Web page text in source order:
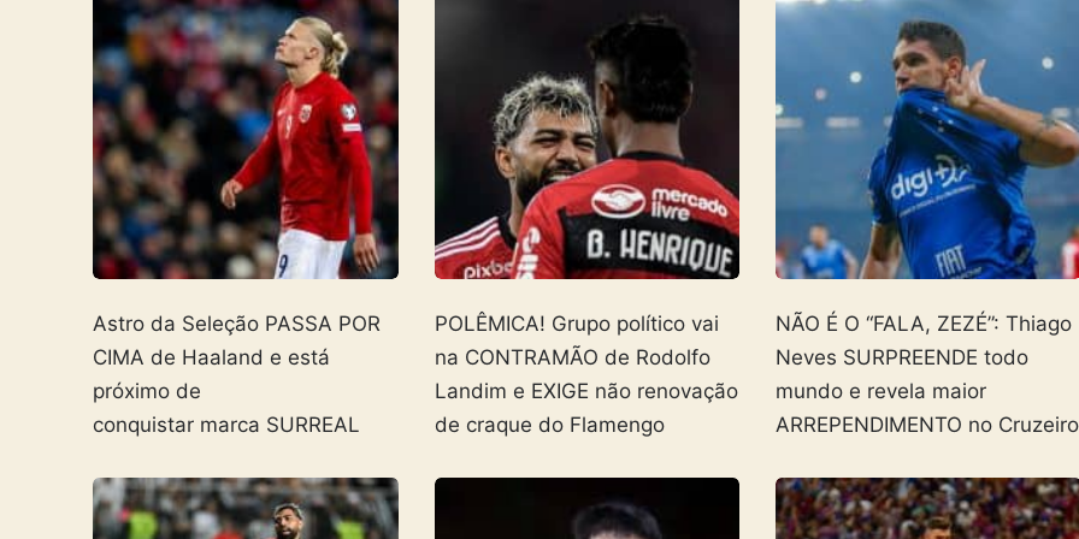
Astro da Seleção PASSA POR
CIMA de Haaland e está
próximo de
conquistar marca SURREAL
POLÊMICA! Grupo político vai
na CONTRAMÃO de Rodolfo
Landim e EXIGE não renovação
de craque do Flamengo
NÃO É O “FALA, ZEZÉ”: Thiago
Neves SURPREENDE todo
mundo e revela maior
ARREPENDIMENTO no Cruzeiro